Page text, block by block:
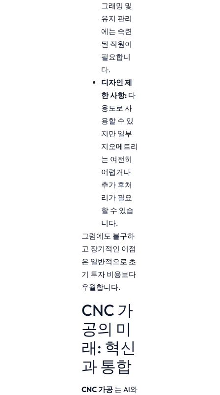
그래밍 및
유지 관리
에는 숙련
된 직원이
필요합니
다.
디자인 제
한 사항: 다
용도로 사
용할 수 있
지만 일부
지오메트리
는 여전히
어렵거나
추가 후처
리가 필요
할 수 있습
니다.
그럼에도 불구하
고 장기적인 이점
은 일반적으로 초
기 투자 비용보다
우월합니다.
CNC 가
공의 미
래: 혁신
과 통합
CNC 가공 는 AI와